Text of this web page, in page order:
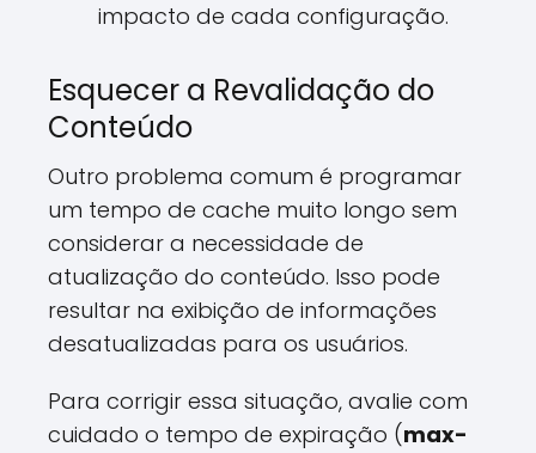
impacto de cada configuração.
Esquecer a Revalidação do
Conteúdo
Outro problema comum é programar
um tempo de cache muito longo sem
considerar a necessidade de
atualização do conteúdo. Isso pode
resultar na exibição de informações
desatualizadas para os usuários.
Para corrigir essa situação, avalie com
cuidado o tempo de expiração (max-